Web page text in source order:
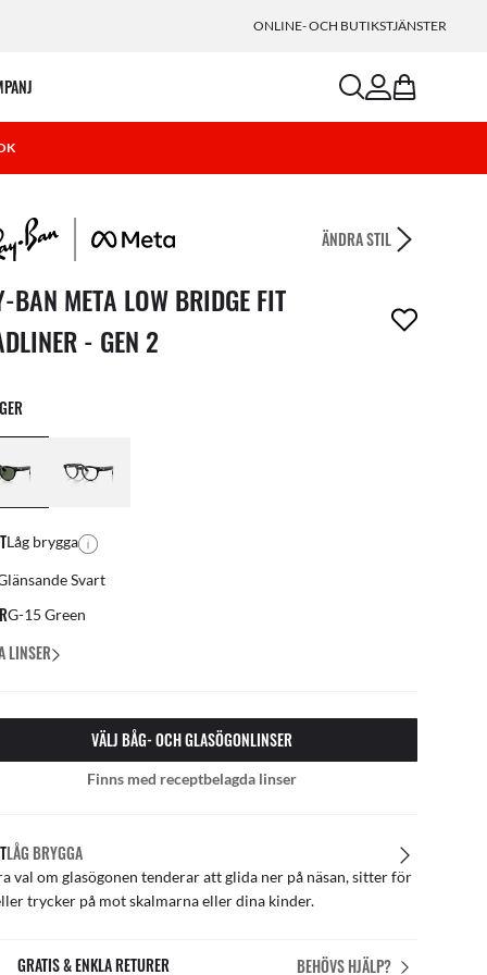
ONLINE- OCH BUTIKSTJÄNSTER
searchaccount
bag
ÄNDRA STIL
har tagits bort från din önskelista
BAN META LOW BRIDGE FIT
- GEN 2
Låg brygga
Svart
G-15 Green
LINSER
VÄLJ BÅG- OCH GLASÖGONLINSER
Finns med receptbelagda linser
LÅG BRYGGA
val om glasögonen tenderar att glida ner på näsan, sitter för
trycker på mot skalmarna eller dina kinder.
BEHÖVS HJÄLP?
GRATIS & ENKLA RETURER